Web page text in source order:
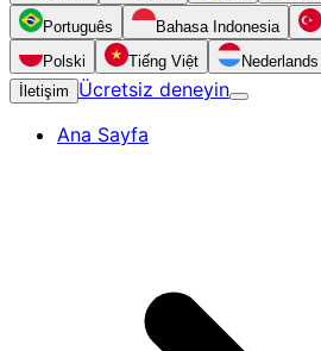
Português Bahasa Indonesia
Polski
Tiếng Việt Nederlands
İletişim
Ücretsiz deneyin
Ana Sayfa